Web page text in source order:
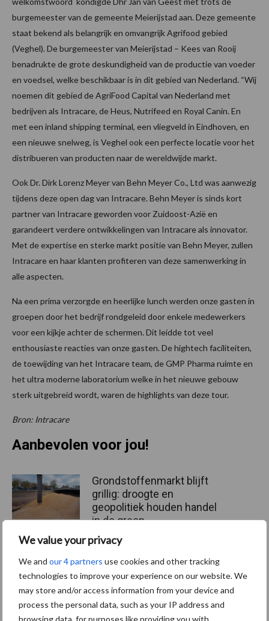
We value your privacy
We and our 4 partners use cookies and other tracking
technologies to improve your experience on our website. We
may store and/or access information from your device and
process the personal data, such as your IP address and
browsing data, for purposes like providing you with
burgemeester van de gemeente Meierijstad aan. Deze gemeente
staat bekend als belangrijk en omvangrijk Agrifood gebied
(Veghel). De burgemeester van Meierijstad – Kees van Rooij
benadrukte de grote deskundigheid van de productie van voeder
en voedsel, welke beschikbaar is in dit gebied van Nederland. “Wij
noemen dit gebied de AgriFood Capital van Nederland met
bedrijven als Intracare, de Heus, Nutrifeed en Royal Canin. En
met een inland shipping terminal, een vliegveld in Eindhoven, en
een nieuwe snelweg, is Veghel ook een perfecte locatie voor het
distribueren van producten naar de wereldwijde markt.
Ook Dr. Dirk Lorenz Meyer van Behn Meyer Co., Ltd was aanwezig
tijdens deze open dag van Intracare. Behn Meyer is sinds kort
partner van Intracare geworden voor Zuidoost-Azië en
garandeert verdere ontwikkelingen van Intracare als innovator.
Met de expertise en sterke markt positie van Behn Meyer, zullen
Intracare en haar klanten profiteren van deze samenwerking in
alle aspecten.
Na een prima verzorgde en heerlijke lunch werden onze gasten in
groepen door het bedrijf rondgeleid door enkele medewerkers
voor een kijkje achter de schermen. Dit leidde tot veel
enthousiaste reacties van onze gasten. De hightech faciliteiten,
de toewijding van het Intracare team, de GMP Pharma ruimte en
het ultra moderne laboratorium welke in het nieuwe gebouw
sterk uitgebreid wordt, waren de highlights van deze tour.
Bron: Intracare
Aanbevolen voor jou!
Grondstoffenmarkt blijft
grillig: droogte en
geopolitiek houden handel
in de greep
De speenhuid: een vaak
onderschatte risicofactor
voor mastitis